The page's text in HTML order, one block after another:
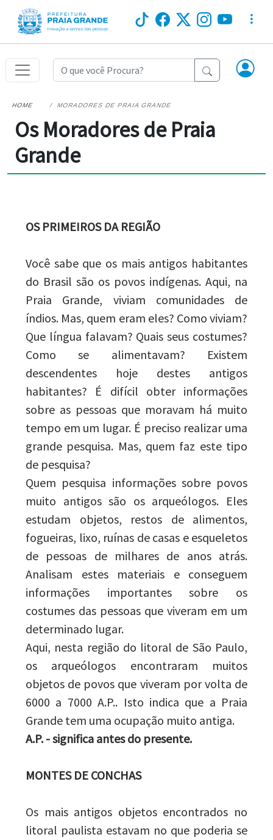
HOME MORADORES DE PRAIA GRANDE
Os Moradores de Praia
Grande
OS PRIMEIROS DA REGIÃO
Você sabe que os mais antigos habitantes
do Brasil são os povos indígenas. Aqui, na
Praia Grande, viviam comunidades de
índios. Mas, quem eram eles? Como viviam?
Que língua falavam? Quais seus costumes?
Como se alimentavam? Existem
descendentes hoje destes antigos
habitantes? É difícil obter informações
sobre as pessoas que moravam há muito
tempo em um lugar. É preciso realizar uma
grande pesquisa. Mas, quem faz este tipo
de pesquisa?
Quem pesquisa informações sobre povos
muito antigos são os arqueólogos. Eles
estudam objetos, restos de alimentos,
fogueiras, lixo, ruínas de casas e esqueletos
de pessoas de milhares de anos atrás.
Analisam estes materiais e conseguem
informações importantes sobre os
costumes das pessoas que viveram em um
determinado lugar.
Aqui, nesta região do litoral de São Paulo,
os arqueólogos encontraram muitos
objetos de povos que viveram por volta de
6000 a 7000 A.P.. Isto indica que a Praia
Grande tem uma ocupação muito antiga.
A.P. - significa antes do presente.
MONTES DE CONCHAS
Os mais antigos objetos encontrados no
litoral paulista estavam no que poderia se